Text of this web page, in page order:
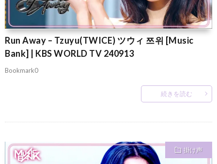
Run Away – Tzuyu(TWICE) ツウィ 쯔위 [Music
Bank] | KBS WORLD TV 240913
Bookmark0
続きを読む
掛け声